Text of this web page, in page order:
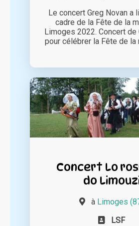
Le concert Greg Novan a
cadre de la Fête de la
Limoges 2022. Concert de
pour célébrer la Fête de la
Concert Lo
do
à Limoges
LSF